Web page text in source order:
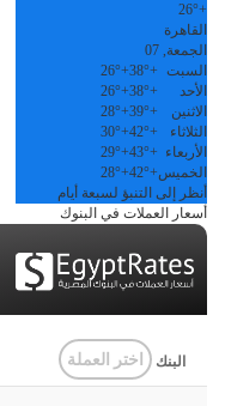
+
26°
القاهرة
الجمعة, 07
السبت +
38°
+
26°
الأحد
+
38°
+
26°
الاثنين
+
39°
+
28°
الثلاثاء
+
42°
+
30°
الأربعاء +
43°
+
29°
الخميس+
42°
+
28°
أنظر إلى التنبؤ لسبعة أيام
أسعار العملات في البنوك